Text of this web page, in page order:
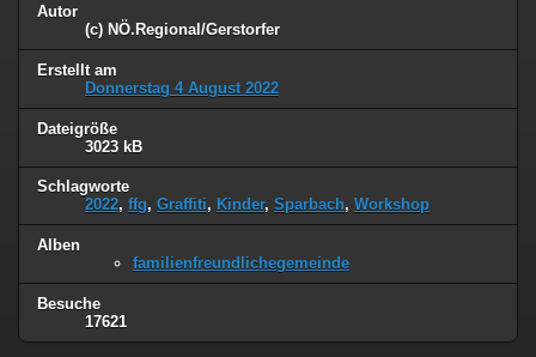
Autor
(c) NÖ.Regional/Gerstorfer
Erstellt am
Donnerstag 4 August 2022
Dateigröße
3023 kB
Schlagworte
2022, ffg, Graffiti, Kinder, Sparbach, Workshop
Alben
familienfreundlichegemeinde
Besuche
17621